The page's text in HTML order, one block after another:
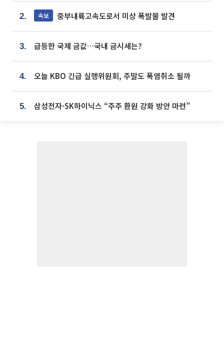
2. 속보 중부내륙고속도로서 미상 폭발물 발견
3. 급등한 국제 금값…국내 금시세는?
4. 오늘 KBO 긴급 실행위원회, 주말도 폭염취소 될까
5. 삼성전자·SK하이닉스 “주주 환원 강화 방안 마련”